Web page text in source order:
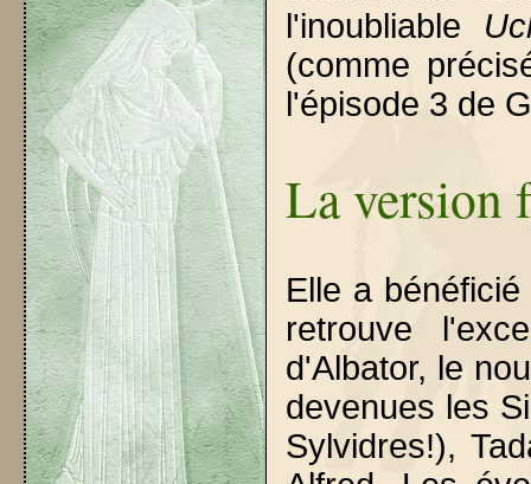
l'inoubliable
(comme
l'épisode 3 de
La version
Elle a
retrouve
d'Albator, le
devenues les
Sylvidres!),